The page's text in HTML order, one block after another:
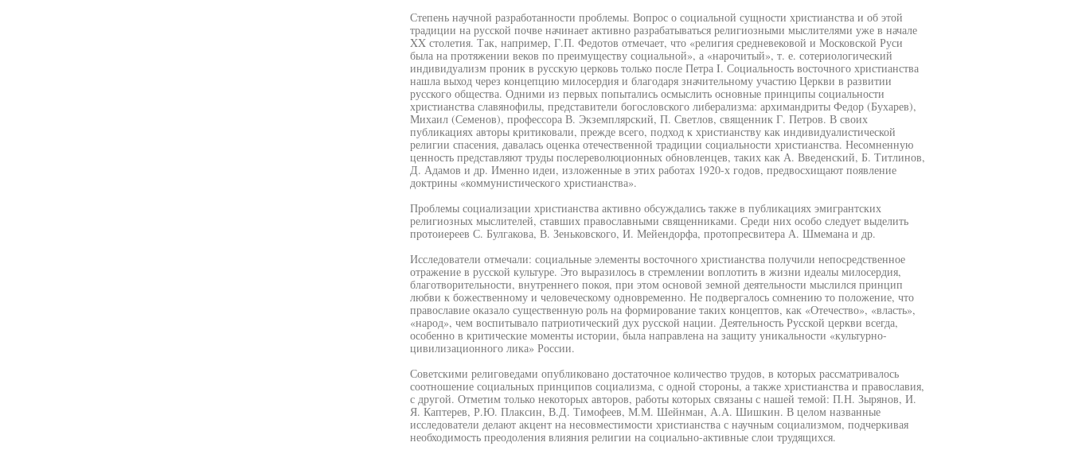
Степень научной разработанности проблемы. Вопрос о социальной сущности христианства и об этой
традиции на русской почве начинает активно разрабатываться религиозными мыслителями уже в начале
XX столетия. Так, например, Г.П. Федотов отмечает, что «религия средневековой и Московской Руси
была на протяжении веков по преимуществу социальной», а «нарочитый», т. е. сотериологический
индивидуализм проник в русскую церковь только после Петра I. Социальность восточного христианства
нашла выход через концепцию милосердия и благодаря значительному участию Церкви в развитии
русского общества. Одними из первых попытались осмыслить основные принципы социальности
христианства славянофилы, представители богословского либерализма: архимандриты Федор (Бухарев),
Михаил (Семенов), профессора В. Экземплярский, П. Светлов, священник Г. Петров. В своих
публикациях авторы критиковали, прежде всего, подход к христианству как индивидуалистической
религии спасения, давалась оценка отечественной традиции социальности христианства. Несомненную
ценность представляют труды послереволюционных обновленцев, таких как А. Введенский, Б. Титлинов,
Д. Адамов и др. Именно идеи, изложенные в этих работах 1920-х годов, предвосхищают появление
доктрины «коммунистического христианства».
Проблемы социализации христианства активно обсуждались также в публикациях эмигрантских
религиозных мыслителей, ставших православными священниками. Среди них особо следует выделить
протоиереев С. Булгакова, В. Зеньковского, И. Мейендорфа, протопресвитера А. Шмемана и др.
Исследователи отмечали: социальные элементы восточного христианства получили непосредственное
отражение в русской культуре. Это выразилось в стремлении воплотить в жизни идеалы милосердия,
благотворительности, внутреннего покоя, при этом основой земной деятельности мыслился принцип
любви к божественному и человеческому одновременно. Не подвергалось сомнению то положение, что
православие оказало существенную роль на формирование таких концептов, как «Отечество», «власть»,
«народ», чем воспитывало патриотический дух русской нации. Деятельность Русской церкви всегда,
особенно в критические моменты истории, была направлена на защиту уникальности «культурно-
цивилизационного лика» России.
Советскими религоведами опубликовано достаточное количество трудов, в которых рассматривалось
соотношение социальных принципов социализма, с одной стороны, а также христианства и православия,
с другой. Отметим только некоторых авторов, работы которых связаны с нашей темой: П.Н. Зырянов, И.
Я. Каптерев, Р.Ю. Плаксин, В.Д. Тимофеев, М.М. Шейнман, А.А. Шишкин. В целом названные
исследователи делают акцент на несовместимости христианства с научным социализмом, подчеркивая
необходимость преодоления влияния религии на социально-активные слои трудящихся.